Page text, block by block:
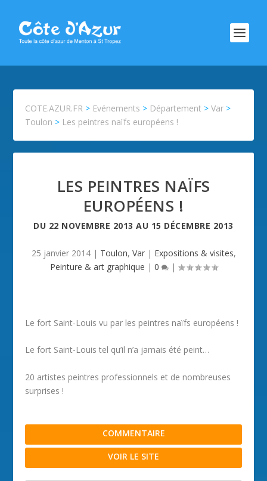
COTE.AZUR.FR > Evénements > Département >Var >
Toulon > Les peintres naïfs européens !
LES PEINTRES NAÏFS
EUROPÉENS !
DU 22 NOVEMBRE 2013 AU 15 DÉCEMBRE 2013
25 janvier 2014| Toulon, Var| Expositions & visites,
Peinture & art graphique | 0 |
Le fort Saint-Louis vu par les peintres naïfs européens !
Le fort Saint-Louis tel qu’il n’a jamais été peint…
20 artistes peintres professionnels et de nombreuses
surprises !
COMMENTAIRE
VOIR LE SITE